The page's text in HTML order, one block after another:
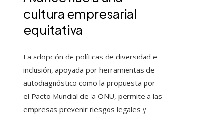
cultura empresarial
equitativa
La adopción de políticas de diversidad e
inclusión, apoyada por herramientas de
autodiagnóstico como la propuesta por
el Pacto Mundial de la ONU, permite a las
empresas prevenir riesgos legales y